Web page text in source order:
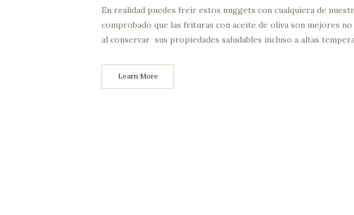
En realidad puedes freír estos nuggets con cualquiera de
comprobado que las frituras con aceite de oliva son mejores
al conservar sus propiedades saludables incluso a altas
Learn More